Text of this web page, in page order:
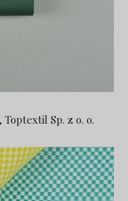
Toptextil Sp. z o. o.